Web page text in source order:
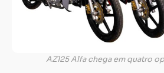
AZ125 Alfa chega em quatro